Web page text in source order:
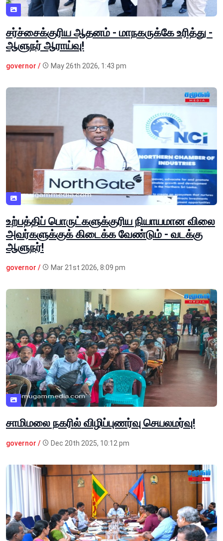
சர்ச்சைக்குரிய ஆதனம் - மாநகருக்கே உரித்து -
ஆளுநர் ஆராய்வு!
governor / May 26th 2026, 1:43 pm
உற்பத்திப் பொருட்களுக்குரிய நியாயமான விலை
அவர்களுக்குக் கிடைக்க வேண்டும் - வடக்கு
ஆளுநர்!
governor / Mar 21st 2026, 8:09 pm
சாமிமலை நகரில் விழிப்புணர்வு செயலமர்வு!
governor / Dec 20th 2025, 10:12 pm